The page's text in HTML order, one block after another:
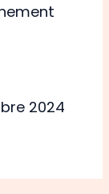
2024